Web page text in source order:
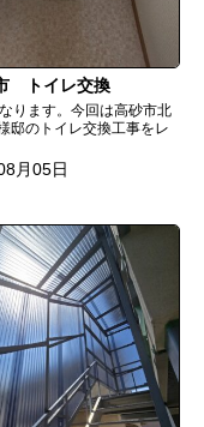
トイレ交換
ります。今回は高砂市北
邸のトイレ交換工事をレ
月05日